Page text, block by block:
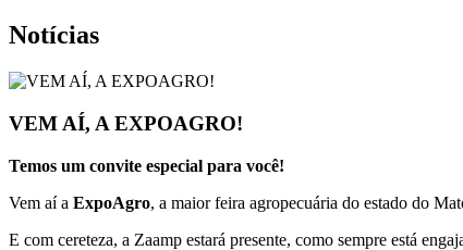
Notícias
VEM AÍ, A EXPOAGRO!
Temos um convite especial para você!
Vem aí a ExpoAgro, a maior feira agropecuária do estado do
E com cereteza, a Zaamp estará presente, como sempre está